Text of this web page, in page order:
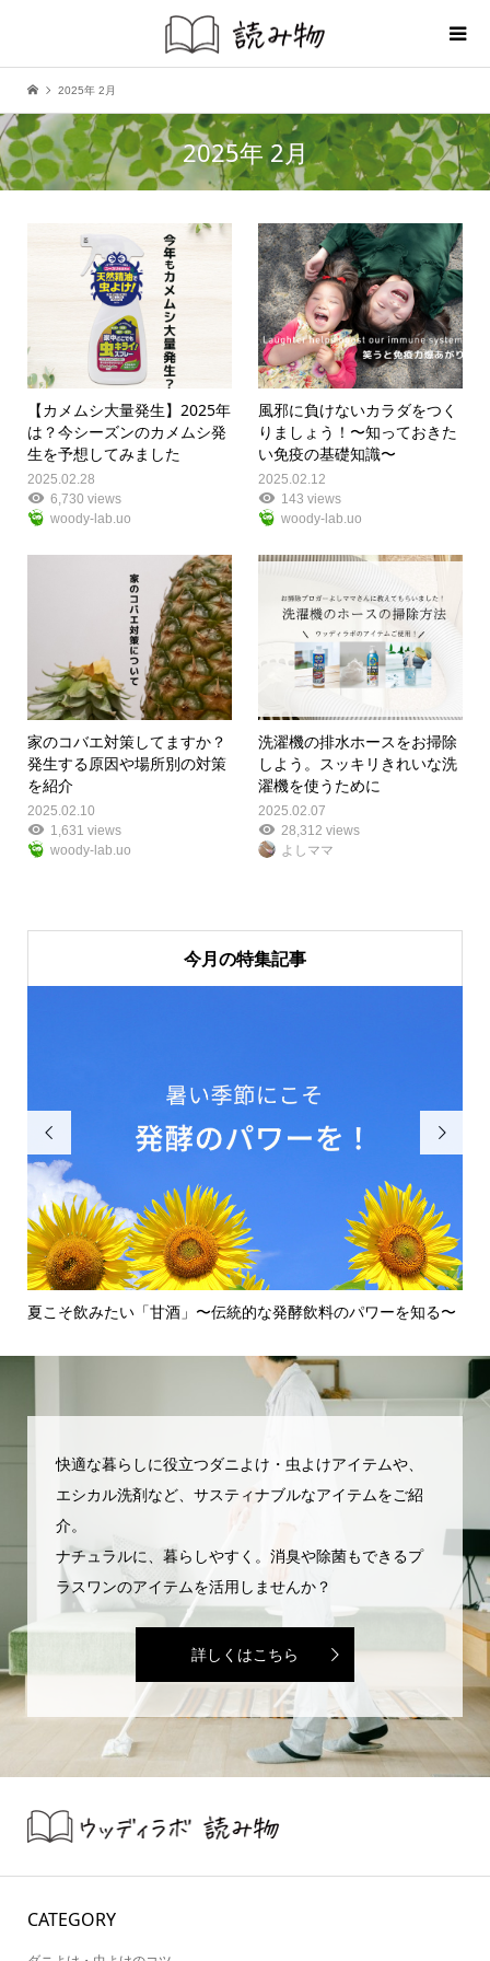
2025年 2月
2025年 2月
【カメムシ大量発生】2025年
は？今シーズンのカメムシ発
生を予想してみました
2025.02.28
6,730 views
woody-lab.uo
風邪に負けないカラダをつく
りましょう！〜知っておきた
い免疫の基礎知識〜
2025.02.12
143 views
woody-lab.uo
家のコバエ対策してますか？
発生する原因や場所別の対策
を紹介
2025.02.10
1,631 views
woody-lab.uo
洗濯機の排水ホースをお掃除
しよう。スッキリきれいな洗
濯機を使うために
2025.02.07
28,312 views
よしママ
今月の特集記事

夏こそ飲みたい「甘酒」〜伝統的な発酵飲料のパワーを知る〜

快適な暮らしに役立つダニよけ・虫よけアイテムや、
エシカル洗剤など、サスティナブルなアイテムをご紹
介。
ナチュラルに、暮らしやすく。消臭や除菌もできるプ
ラスワンのアイテムを活用しませんか？
詳しくはこちら
CATEGORY